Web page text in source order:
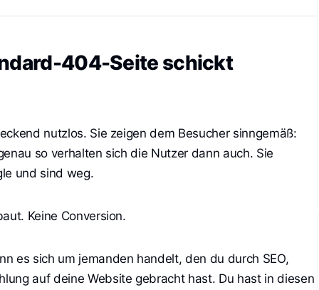
404-Seite schickt
nutzlos. Sie zeigen dem Besucher sinngemäß:
so verhalten sich die Nutzer dann auch. Sie
und sind weg.
Keine Conversion.
es sich um jemanden handelt, den du durch SEO,
auf deine Website gebracht hast. Du hast in diesen